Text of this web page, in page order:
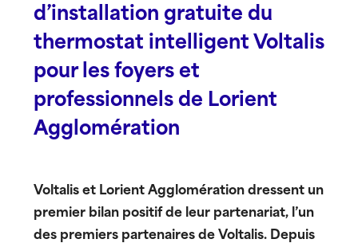
d’installation gratuite du
thermostat intelligent Voltalis
pour les foyers et
professionnels de Lorient
Agglomération
Voltalis et Lorient Agglomération dressent un
premier bilan positif de leur partenariat, l’un
des premiers partenaires de Voltalis. Depuis